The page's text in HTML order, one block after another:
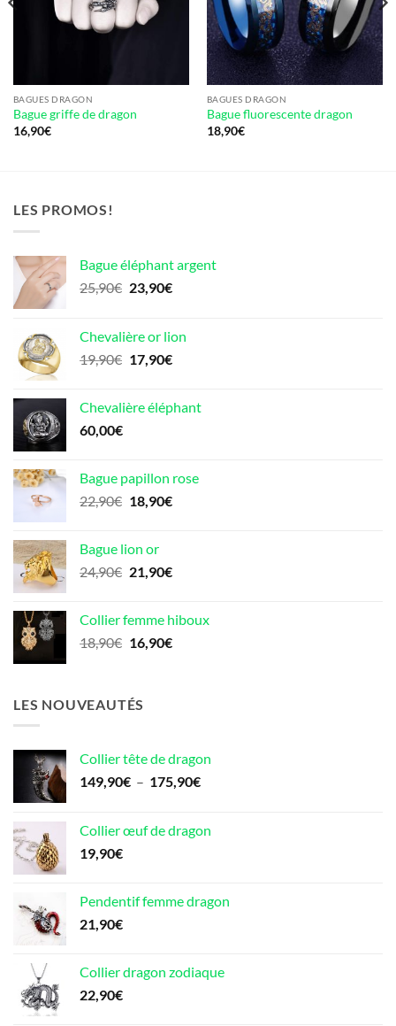
BAGUES DRAGON
Bague griffe de dragon
16,90€
BAGUES DRAGON
Bague fluorescente dragon
18,90€
LES PROMOS!
Bague éléphant argent
25,90€ Le
était :
25,90€.
23,90€Le
est :
23,90€.
Chevalière or lion
19,90€ Le
était :
17,90€Le
est :
Chevalière éléphant
60,00€
Bague papillon rose
22,90€ Le
était :
22,90€.
18,90€Le
18,90€.
Bague lion or
24,90€ Le
était :
24,90€.
21,90€Le
est :
21,90€.
Collier femme hiboux
18,90€ Le
était :
18,90€.
16,90€Le
LES NOUVEAUTÉS
Collier tête de dragon
149,90€ – 175,90€Plage
149,90€
Collier œuf de dragon
19,90€
Pendentif femme dragon
21,90€
Collier dragon zodiaque
22,90€